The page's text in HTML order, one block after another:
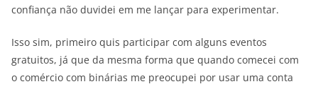
confiança não duvidei em me lançar para experimentar.
Isso sim, primeiro quis participar com alguns eventos
gratuitos, já que da mesma forma que quando comecei com
o comércio com binárias me preocupei por usar uma conta